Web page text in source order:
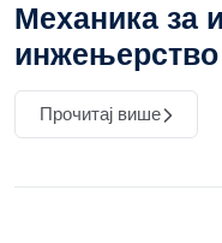
Механика за
инжењерство
Прочитај више